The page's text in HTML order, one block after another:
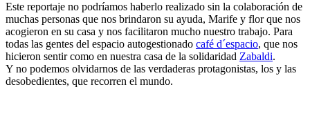
Este reportaje no podríamos haberlo realizado sin la colaboración de
muchas personas que nos brindaron su ayuda, Marife y flor que nos
acogieron en su casa y nos facilitaron mucho nuestro trabajo. Para
todas las gentes del espacio autogestionado café d´espacio, que nos
hicieron sentir como en nuestra casa de la solidaridad Zabaldi.
Y no podemos olvidarnos de las verdaderas protagonistas, los y las
desobedientes, que recorren el mundo.